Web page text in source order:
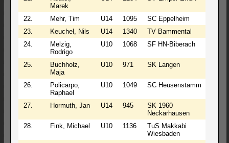
Marek
22. Mehr, Tim U14 1095 SC Eppelheim
23.
Keuchel, Nils U14 1340 TV Bammental
24.
Melzig,
Rodrigo
U10 1068 SF HN-Biberach
25.
Buchholz,
Maja
U10 971 SK Langen
26.
Policarpo,
Raphael
U10 1049 SC Heusenstamm
27. Hormuth, Jan U14 945
SK 1960
Neckarhausen
28. Fink, Michael U10 1136
TuS Makkabi
Wiesbaden